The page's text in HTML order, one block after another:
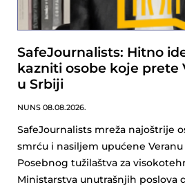
SafeJournalists: Hitno
kazniti osobe koje prete
u Srbiji
NUNS 08.08.2026.
SafeJournalists mreža najoštrije
smrću i nasiljem upućene
Posebnog tužilaštva za
Ministarstva unutrašnjih poslova